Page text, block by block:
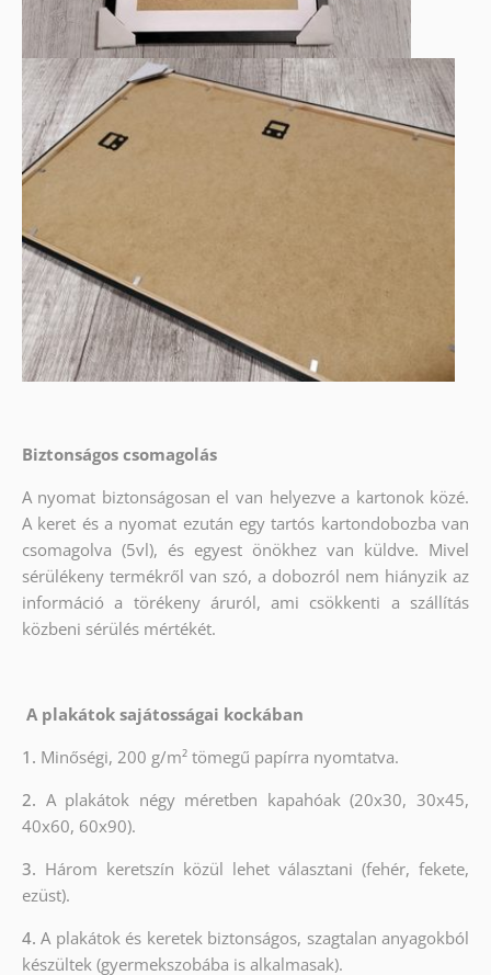
Biztonságos csomagolás
A nyomat biztonságosan el van helyezve a kartonok közé.
A keret és a nyomat ezután egy tartós kartondobozba van
csomagolva (5vl), és egyest önökhez van küldve. Mivel
sérülékeny termékről van szó, a dobozról nem hiányzik az
információ a törékeny áruról, ami csökkenti a szállítás
közbeni sérülés mértékét.
A plakátok sajátosságai kockában
1. Minőségi, 200 g/m² tömegű papírra nyomtatva.
2. A plakátok négy méretben kapahóak (20x30, 30x45,
40x60, 60x90).
3. Három keretszín közül lehet választani (fehér, fekete,
ezüst).
4.A plakátok és keretek biztonságos, szagtalan anyagokból
készültek (gyermekszobába is alkalmasak).